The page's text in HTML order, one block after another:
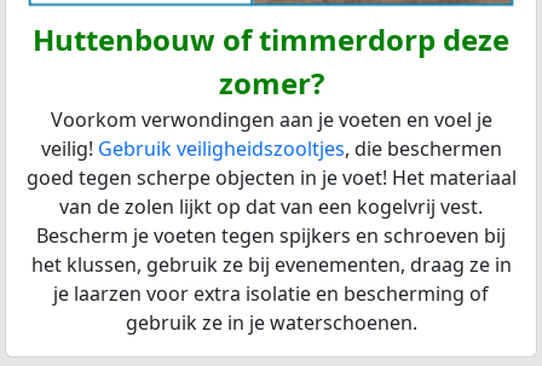
Huttenbouw of timmerdorp deze
zomer?
Voorkom verwondingen aan je voeten en voel je
veilig! Gebruik veiligheidszooltjes, die beschermen
goed tegen scherpe objecten in je voet! Het materiaal
van de zolen lijkt op dat van een kogelvrij vest.
Bescherm je voeten tegen spijkers en schroeven bij
het klussen, gebruik ze bij evenementen, draag ze in
je laarzen voor extra isolatie en bescherming of
gebruik ze in je waterschoenen.